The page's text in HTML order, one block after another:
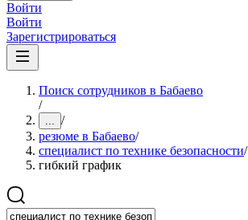
Войти
Войти
Зарегистрироваться
Поиск сотрудников в Бабаево
/
... /
резюме в Бабаево/
специалист по технике безопасности/
гибкий график